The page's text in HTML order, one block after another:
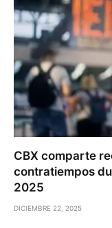
CBX comparte
contratiempos
2025
DICIEMBRE 22, 2025